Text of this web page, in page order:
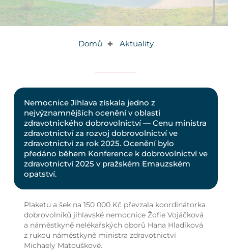
Domů ✚ Aktuality
Nemocnice Jihlava získala jedno z
nejvýznamnějších ocenění v oblasti
zdravotnického dobrovolnictví — Cenu ministra
zdravotnictví za rozvoj dobrovolnictví ve
zdravotnictví za rok 2025. Ocenění bylo
předáno během Konference k dobrovolnictví ve
zdravotnictví 2025 v pražském Emauzském
opatství.
Plaketu a šek na 150 000 Kč převzala koordinátorka
dobrovolníků jihlavské nemocnice Žofie Vojáčková
a náměstkyně nelékařských oborů Hana Hladíková
z rukou náměstkyně ministra zdravotnictví
Michaely Matouškové.